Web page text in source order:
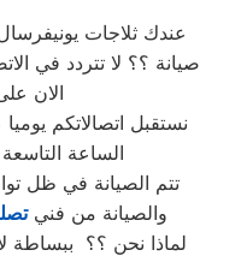
عندك ثلاجات
صيانة ؟؟ لا تتردد في
الان
نستقبل اتصالاتكم
الساعة
تتم الصيانة في ظل
والصيانة من فني
لماذا نحن ؟؟ ببساطة